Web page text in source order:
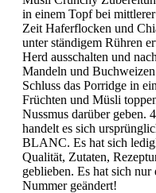
in einem Topf bei
Zeit Haferflocken und
unter ständigem Rühren
Herd ausschalten und
Mandeln und
Schluss das Porridge in
Früchten und Müsli
Nussmus darüber geben.
handelt es sich
BLANC. Es hat sich
Qualität, Zutaten,
geblieben. Es hat sich
Nummer geändert!